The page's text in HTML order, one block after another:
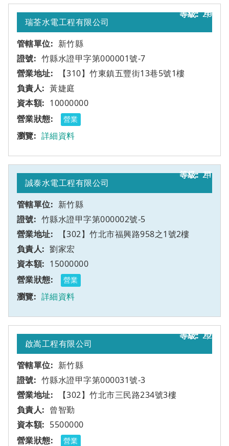
20
瑞荃水電工程有限公司
新竹縣
竹縣水證甲字第000001號-7
【310】竹東鎮五豐街13巷5號1樓
甲
黃婕庭
10000000
營業
詳細資料
21
誠泰水電工程有限公司
新竹縣
竹縣水證甲字第000002號-5
【302】竹北市福興路958之1號2樓
甲
劉家宏
15000000
營業
詳細資料
22
啟嵩工程有限公司
新竹縣
竹縣水證甲字第000031號-3
【302】竹北市三民路234號3樓
甲
曾智勤
5500000
營業